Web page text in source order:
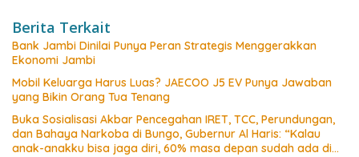
Berita Terkait
Bank Jambi Dinilai Punya Peran Strategis Menggerakkan
Ekonomi Jambi
Mobil Keluarga Harus Luas? JAECOO J5 EV Punya Jawaban
yang Bikin Orang Tua Tenang
Buka Sosialisasi Akbar Pencegahan IRET, TCC, Perundungan,
dan Bahaya Narkoba di Bungo, Gubernur Al Haris: “Kalau
anak-anakku bisa jaga diri, 60% masa depan sudah ada di